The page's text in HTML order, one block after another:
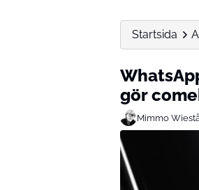
Startsida
gör
Mimmo